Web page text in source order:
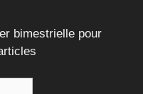
bimestrielle pour